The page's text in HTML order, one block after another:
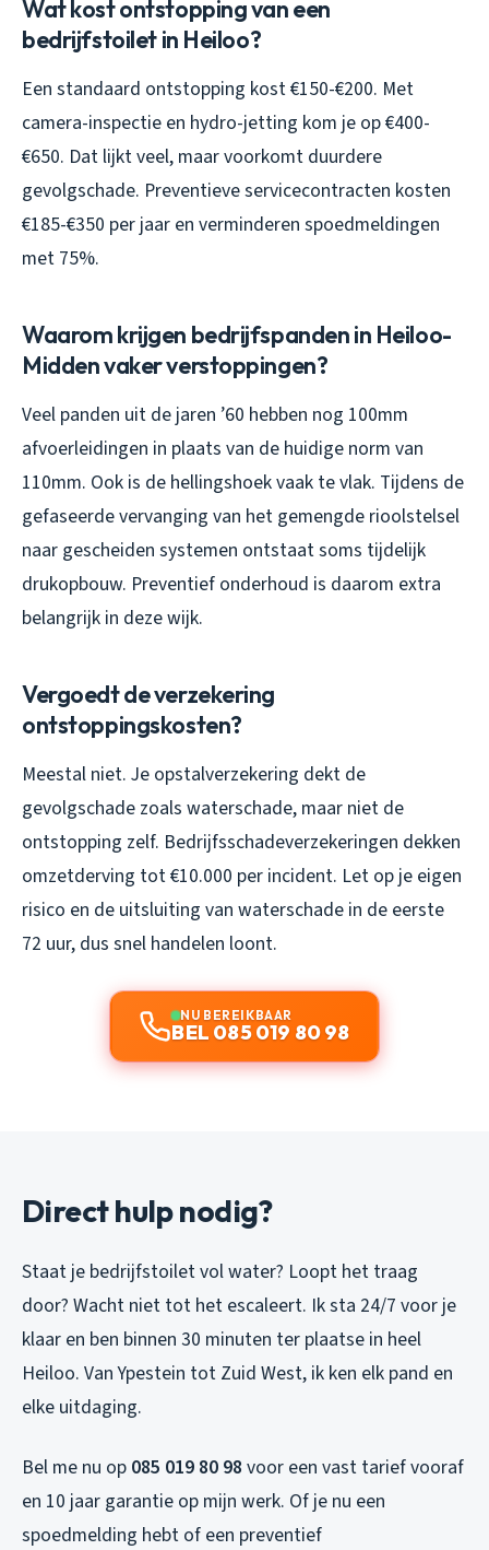
Wat kost ontstopping van een
bedrijfstoilet in Heiloo?
Een standaard ontstopping kost €150-€200. Met
camera-inspectie en hydro-jetting kom je op €400-
€650. Dat lijkt veel, maar voorkomt duurdere
gevolgschade. Preventieve servicecontracten kosten
€185-€350 per jaar en verminderen spoedmeldingen
met 75%.
Waarom krijgen bedrijfspanden in Heiloo-
Midden vaker verstoppingen?
Veel panden uit de jaren ’60 hebben nog 100mm
afvoerleidingen in plaats van de huidige norm van
110mm. Ook is de hellingshoek vaak te vlak. Tijdens de
gefaseerde vervanging van het gemengde rioolstelsel
naar gescheiden systemen ontstaat soms tijdelijk
drukopbouw. Preventief onderhoud is daarom extra
belangrijk in deze wijk.
Vergoedt de verzekering
ontstoppingskosten?
Meestal niet. Je opstalverzekering dekt de
gevolgschade zoals waterschade, maar niet de
ontstopping zelf. Bedrijfsschadeverzekeringen dekken
omzetderving tot €10.000 per incident. Let op je eigen
risico en de uitsluiting van waterschade in de eerste
72 uur, dus snel handelen loont.
NU BEREIKBAAR
BEL 085 019 80 98
Direct hulp nodig?
Staat je bedrijfstoilet vol water? Loopt het traag
door? Wacht niet tot het escaleert. Ik sta 24/7 voor je
klaar en ben binnen 30 minuten ter plaatse in heel
Heiloo. Van Ypestein tot Zuid West, ik ken elk pand en
elke uitdaging.
Bel me nu op 085 019 80 98 voor een vast tarief vooraf
en 10 jaar garantie op mijn werk. Of je nu een
spoedmelding hebt of een preventief